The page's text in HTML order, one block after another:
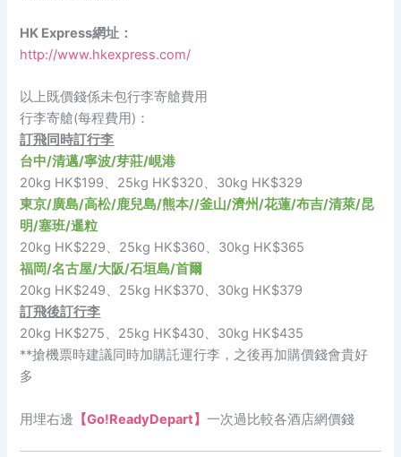
HK Express網址：
http://www.hkexpress.com/
以上既價錢係未包行李寄艙費用
行李寄艙(每程費用)：
訂飛同時訂行李
台中/清邁/寧波/芽莊/峴港
20kg HK$199、25kg HK$320、30kg HK$329
東京/廣島/高松/鹿兒島/熊本//釜山/濟州/花蓮/布吉/清萊/昆
明/塞班/暹粒
20kg HK$229、25kg HK$360、30kg HK$365
福岡/名古屋/大阪/石垣島/首爾
20kg HK$249、25kg HK$370、30kg HK$379
訂飛後訂行李
20kg HK$275、25kg HK$430、30kg HK$435
**搶機票時建議同時加購託運行李，之後再加購價錢會貴好
多
用埋右邊 【Go!ReadyDepart】一次過比較各酒店網價錢